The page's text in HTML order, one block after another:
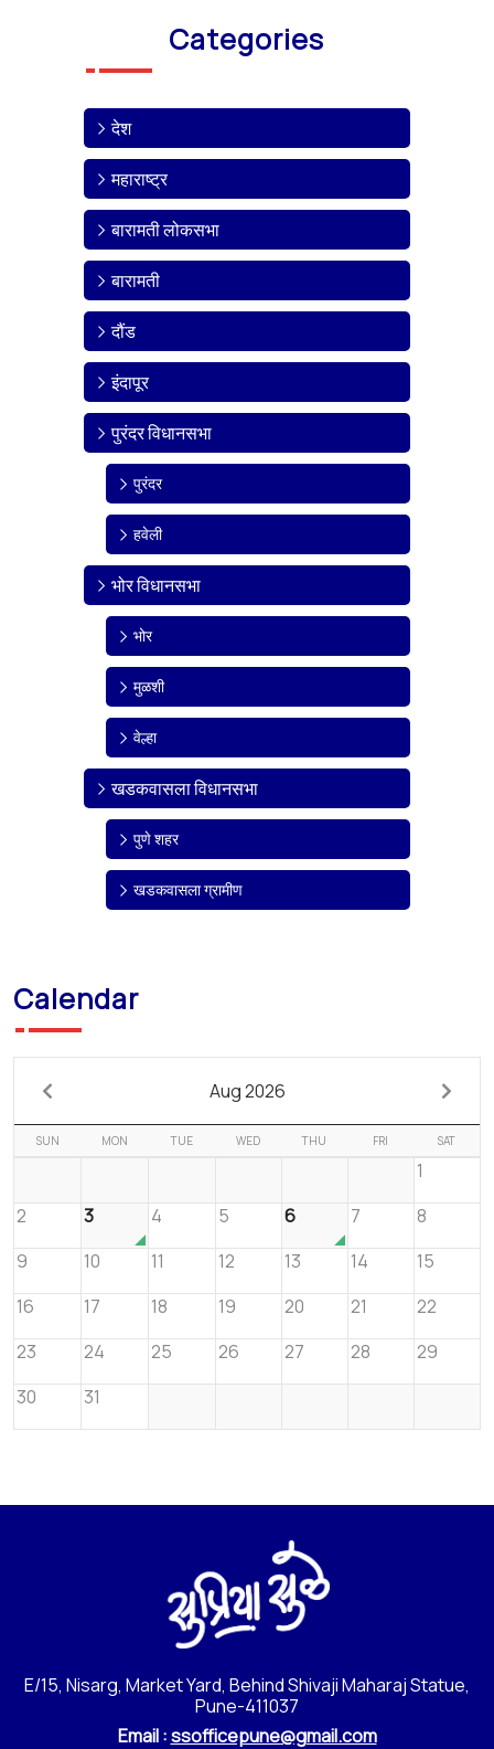
Categories
देश
महाराष्ट्र
बारामती लोकसभा
बारामती
दौंड
इंदापूर
पुरंदर विधानसभा
पुरंदर
हवेली
भोर विधानसभा
भोर
मुळशी
वेल्हा
खडकवासला विधानसभा
पुणे शहर
खडकवासला ग्रामीण
Calendar
Aug 2026
SUN MON TUE WED THU FRI SAT
1
2
3 4 5 6 7
8
9
10 11 12 13 14
15
16
17 18 19 20 21
22
23
24 25 26 27 28
29
30
31
E/15, Nisarg, Market Yard, Behind Shivaji Maharaj Statue,
Pune-411037
Email :ssofficepune@gmail.com